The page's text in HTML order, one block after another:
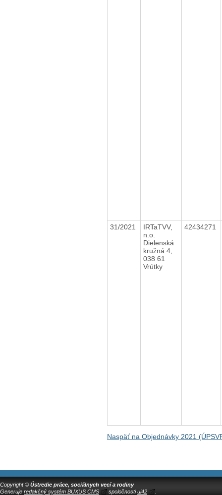
31/2021
IRTaTVV,
n.o.
Dielenská
kružná 4,
038 61
Vrútky
42434271
Naspäť na Objednávky 2021
Copyright © Ústredie práce, sociálnych vecí a rodiny
Generuje redakčný systém BUXUS CMS spoločnostiui42